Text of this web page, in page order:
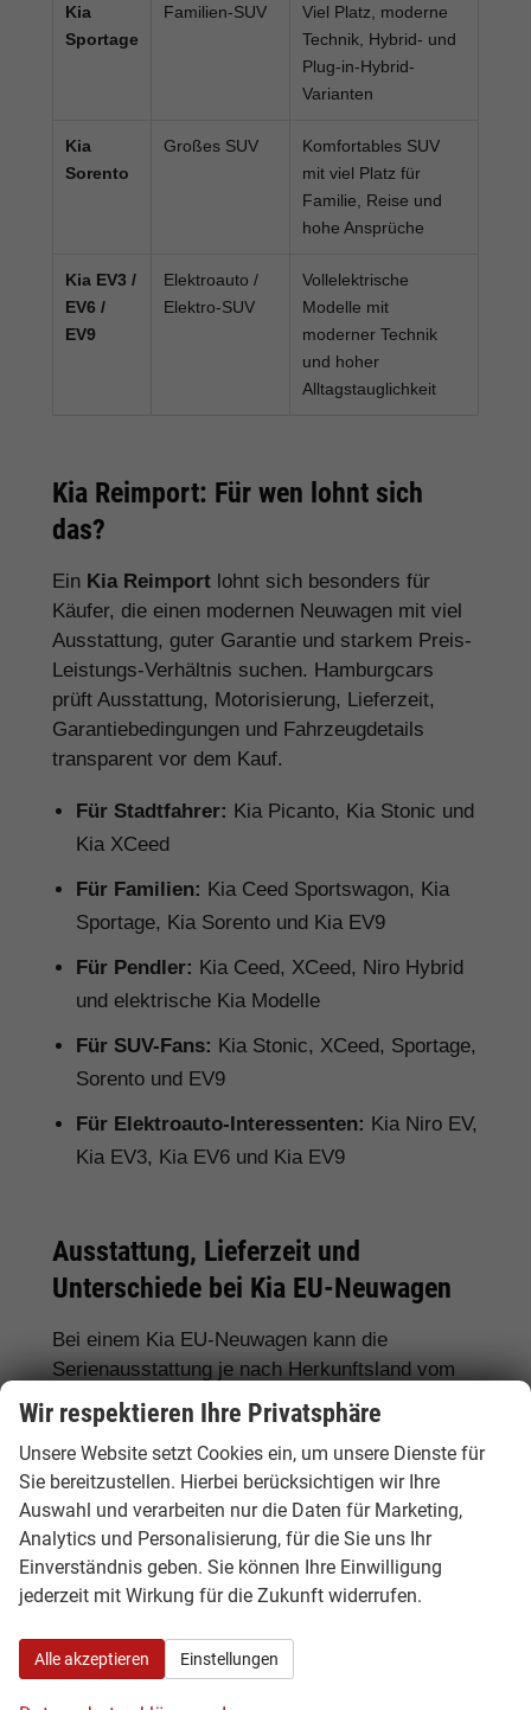
Kia
Sportage
Familien-SUV
Viel Platz, moderne
Technik, Hybrid- und
Plug-in-Hybrid-
Varianten
Kia
Sorento
Großes SUV
Komfortables SUV
mit viel Platz für
Familie, Reise und
hohe Ansprüche
Kia EV3 /
EV6 /
EV9
Elektroauto /
Elektro-SUV
Vollelektrische
Modelle mit
moderner Technik
und hoher
Alltagstauglichkeit
Kia Reimport: Für wen lohnt sich
das?
Ein Kia Reimport lohnt sich besonders für
Käufer, die einen modernen Neuwagen mit viel
Ausstattung, guter Garantie und starkem Preis-
Leistungs-Verhältnis suchen. Hamburgcars
prüft Ausstattung, Motorisierung, Lieferzeit,
Garantiebedingungen und Fahrzeugdetails
transparent vor dem Kauf.
Für Stadtfahrer: Kia Picanto, Kia Stonic und
Kia XCeed
Für Familien: Kia Ceed Sportswagon, Kia
Sportage, Kia Sorento und Kia EV9
Für Pendler: Kia Ceed, XCeed, Niro Hybrid
und elektrische Kia Modelle
Für SUV-Fans: Kia Stonic, XCeed, Sportage,
Sorento und EV9
Für Elektroauto-Interessenten: Kia Niro EV,
Kia EV3, Kia EV6 und Kia EV9
Ausstattung, Lieferzeit und
Unterschiede bei Kia EU-Neuwagen
Bei einem Kia EU-Neuwagen kann die
Serienausstattung je nach Herkunftsland vom
deutschen Modell abweichen. Deshalb lohnt
sich ein genauer Vergleich. Hamburgcars achtet
für Sie auf wichtige Details wie Motorisierung,
Hybridantrieb, Batteriegröße, Ausstattungslinie,
Assistenzsysteme, Lieferzeit, Garantie und
Fahrzeugdokumente.
Häufig gefragte Ausstattungen sindLED-
Rückfahrkamera, 360-Grad-Kamera,
Navigationssystem, Sitzheizung,
Wir respektieren Ihre Privatsphäre
Unsere Website setzt Cookies ein, um unsere Dienste für
Sie bereitzustellen. Hierbei berücksichtigen wir Ihre
Auswahl und verarbeiten nur die Daten für Marketing,
Analytics und Personalisierung, für die Sie uns Ihr
Einverständnis geben. Sie können Ihre Einwilligung
jederzeit mit Wirkung für die Zukunft widerrufen.
Alle akzeptieren Einstellungen